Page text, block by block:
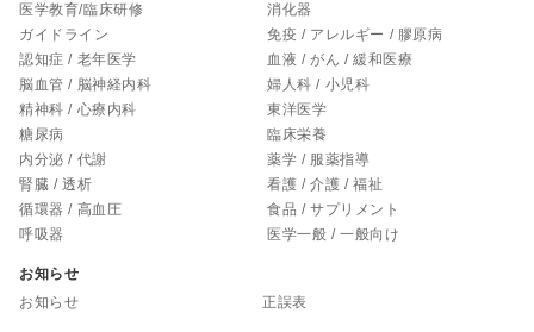
医学教育/臨床研修
ガイドライン
認知症 / 老年医学
脳血管 / 脳神経内科
精神科 / 心療内科
糖尿病
内分泌 / 代謝
腎臓 / 透析
循環器 / 高血圧
呼吸器
消化器
免疫 / アレルギー / 膠原病
血液 / がん / 緩和医療
婦人科 / 小児科
東洋医学
臨床栄養
薬学 / 服薬指導
看護 / 介護 / 福祉
食品 / サプリメント
医学一般 / 一般向け
お知らせ
お知らせ
正誤表